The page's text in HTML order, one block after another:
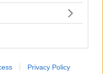
Privacy Policy
με βαθιά αγάπη για
από πρέσβης στην
το Χρηματιστήριο με
στηρίγματα